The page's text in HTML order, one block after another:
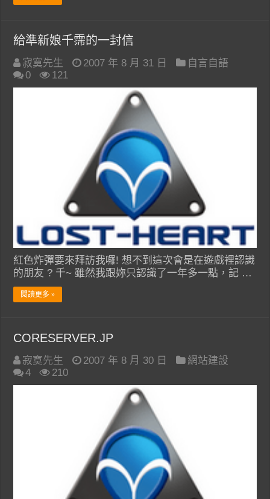
給準新娘千霈的一封信
寂寞先生 2007 年 8 月 31 日
自言自語
0
121
紅色炸彈要來拜訪我囉! 想不到這次會是在遊戲裡認識
的朋友 ? 千~ 雖然我跟妳只認識了一年多一點，記 …
閱讀更多 »
CORESERVER.JP
寂寞先生 2007 年 8 月 30 日
網站建設
4
210